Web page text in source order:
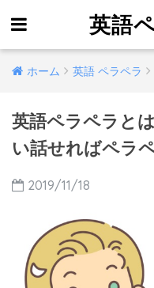
英語
ホーム 英語 ペラペラ
英語ペラペラと
い話せればペラ
2019/11/18